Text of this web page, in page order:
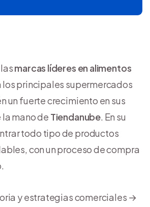
marcas líderes en alimentos
los principales supermercados
un fuerte crecimiento en sus
mano de Tiendanube. En su
todo tipo de productos
con un proceso de compra
y estrategias comerciales →